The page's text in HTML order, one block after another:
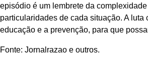
episódio é um lembrete da
particularidades de cada situação. A
educação e a prevenção, para que
Fonte: Jornalrazao e outros.